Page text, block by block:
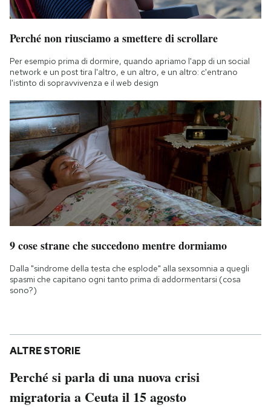
Perché non riusciamo a smettere di scrollare
Per esempio prima di dormire, quando apriamo l'app di un social
network e un post tira l'altro, e un altro, e un altro: c'entrano
l'istinto di sopravvivenza e il web design
9 cose strane che succedono mentre dormiamo
Dalla "sindrome della testa che esplode" alla sexsomnia a quegli
spasmi che capitano ogni tanto prima di addormentarsi (cosa
sono?)
ALTRE STORIE
Perché si parla di una nuova crisi
migratoria a Ceuta il 15 agosto